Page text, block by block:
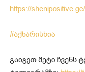
https://shenipositive.ge/
#აქხარისხია
გაიგეთ მეტი ჩვენს